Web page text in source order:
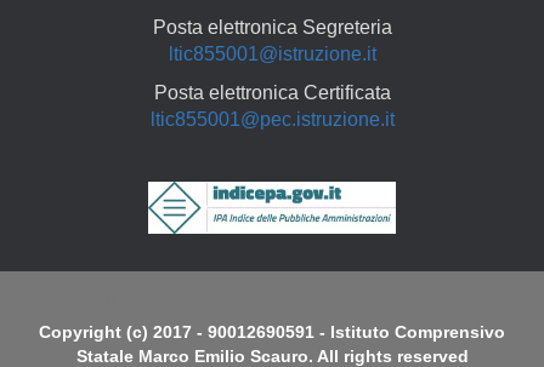
Posta elettronica Segreteria
ltic855001@istruzione.it
Posta elettronica Certificata
ltic855001@pec.istruzione.it
Copyright (c) 2017 - 90012690591 - Istituto Comprensivo
Statale Marco Emilio Scauro. All rights reserved